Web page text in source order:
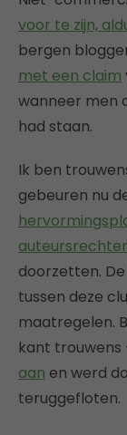
voor te zijn,
bergen
met een claim
wanneer men
had staan.
Ik ben
gebeuren nu
doorzetten.
tussen deze
maatregelen.
kant trouwens
aan en werd
teruggefloten.